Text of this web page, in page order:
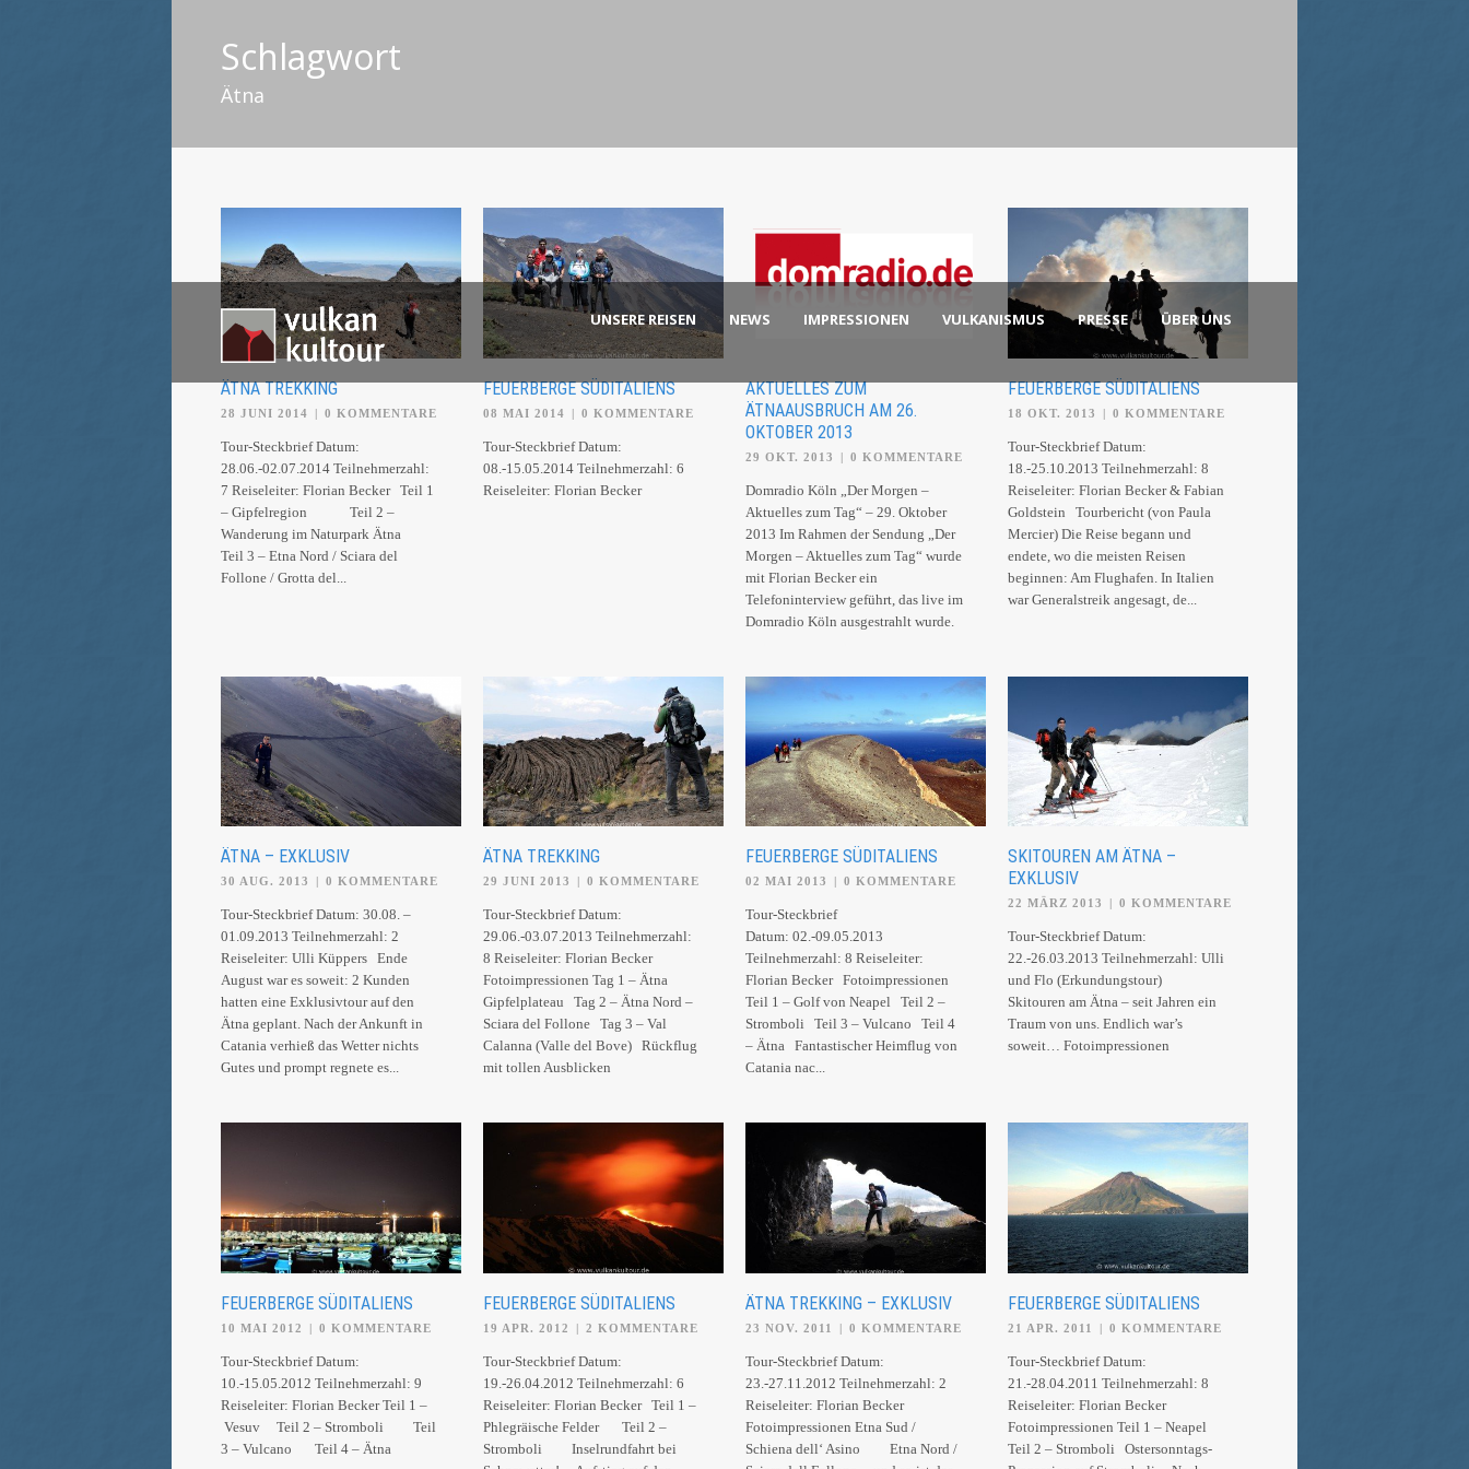
UNSERE REISEN NEWS IMPRESSIONEN VULKANISMUS PRESSE ÜBER UNS
Schlagwort
Ätna
ÄTNA TREKKING
28 JUNI 2014 | 0 KOMMENTARE
Tour-Steckbrief Datum:
28.06.-02.07.2014 Teilnehmerzahl:
7 Reiseleiter: Florian Becker Teil 1
– Gipfelregion Teil 2 –
Wanderung im Naturpark Ätna
Teil 3 – Etna Nord / Sciara del
Follone / Grotta del...
FEUERBERGE SÜDITALIENS
08 MAI 2014 | 0 KOMMENTARE
Tour-Steckbrief Datum:
08.-15.05.2014 Teilnehmerzahl: 6
Reiseleiter: Florian Becker
AKTUELLES ZUM
ÄTNAAUSBRUCH AM 26.
OKTOBER 2013
29 OKT. 2013 | 0 KOMMENTARE
Domradio Köln „Der Morgen –
Aktuelles zum Tag“ – 29. Oktober
2013 Im Rahmen der Sendung „Der
Morgen – Aktuelles zum Tag“ wurde
mit Florian Becker ein
Telefoninterview geführt, das live im
Domradio Köln ausgestrahlt wurde.
FEUERBERGE SÜDITALIENS
18 OKT. 2013 | 0 KOMMENTARE
Tour-Steckbrief Datum:
18.-25.10.2013 Teilnehmerzahl: 8
Reiseleiter: Florian Becker & Fabian
Goldstein Tourbericht (von Paula
Mercier) Die Reise begann und
endete, wo die meisten Reisen
beginnen: Am Flughafen. In Italien
war Generalstreik angesagt, de...
ÄTNA – EXKLUSIV
30 AUG. 2013 | 0 KOMMENTARE
Tour-Steckbrief Datum: 30.08. –
01.09.2013 Teilnehmerzahl: 2
Reiseleiter: Ulli Küppers Ende
August war es soweit: 2 Kunden
hatten eine Exklusivtour auf den
Ätna geplant. Nach der Ankunft in
Catania verhieß das Wetter nichts
Gutes und prompt regnete es...
ÄTNA TREKKING
29 JUNI 2013 | 0 KOMMENTARE
Tour-Steckbrief Datum:
29.06.-03.07.2013 Teilnehmerzahl:
8 Reiseleiter: Florian Becker
Fotoimpressionen Tag 1 – Ätna
Gipfelplateau Tag 2 – Ätna Nord –
Sciara del Follone Tag 3 – Val
Calanna (Valle del Bove) Rückflug
mit tollen Ausblicken
FEUERBERGE SÜDITALIENS
02 MAI 2013 | 0 KOMMENTARE
Tour-Steckbrief
Datum: 02.-09.05.2013
Teilnehmerzahl: 8 Reiseleiter:
Florian Becker Fotoimpressionen
Teil 1 – Golf von Neapel Teil 2 –
Stromboli Teil 3 – Vulcano Teil 4
– Ätna Fantastischer Heimflug von
Catania nac...
SKITOUREN AM ÄTNA –
EXKLUSIV
22 MÄRZ 2013 | 0 KOMMENTARE
Tour-Steckbrief Datum:
22.-26.03.2013 Teilnehmerzahl: Ulli
und Flo (Erkundungstour)
Skitouren am Ätna – seit Jahren ein
Traum von uns. Endlich war’s
soweit… Fotoimpressionen
FEUERBERGE SÜDITALIENS
10 MAI 2012 | 0 KOMMENTARE
Tour-Steckbrief Datum:
10.-15.05.2012 Teilnehmerzahl: 9
Reiseleiter: Florian Becker Teil 1 –
Vesuv Teil 2 – Stromboli Teil
3 – Vulcano Teil 4 – Ätna
FEUERBERGE SÜDITALIENS
19 APR. 2012 | 2 KOMMENTARE
Tour-Steckbrief Datum:
19.-26.04.2012 Teilnehmerzahl: 6
Reiseleiter: Florian Becker Teil 1 –
Phlegräische Felder Teil 2 –
Stromboli Inselrundfahrt bei
ÄTNA TREKKING – EXKLUSIV
23 NOV. 2011 | 0 KOMMENTARE
Tour-Steckbrief Datum:
23.-27.11.2012 Teilnehmerzahl: 2
Reiseleiter: Florian Becker
Fotoimpressionen Etna Sud /
Schiena dell‘ Asino Etna Nord /
FEUERBERGE SÜDITALIENS
21 APR. 2011 | 0 KOMMENTARE
Tour-Steckbrief Datum:
21.-28.04.2011 Teilnehmerzahl: 8
Reiseleiter: Florian Becker
Fotoimpressionen Teil 1 – Neapel
Teil 2 – Stromboli Ostersonntags-